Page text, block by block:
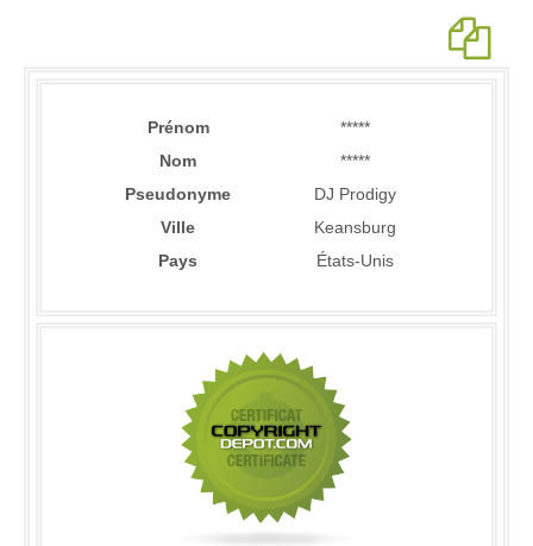
Prénom
*****
Nom
*****
Pseudonyme
DJ Prodigy
Ville
Keansburg
Pays
États-Unis